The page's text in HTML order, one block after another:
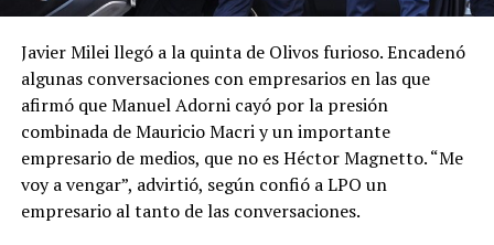
Javier Milei llegó a la quinta de Olivos furioso. Encadenó
algunas conversaciones con empresarios en las que
afirmó que Manuel Adorni cayó por la presión
combinada de Mauricio Macri y un importante
empresario de medios, que no es Héctor Magnetto. “Me
voy a vengar”, advirtió, según confió a LPO un
empresario al tanto de las conversaciones.